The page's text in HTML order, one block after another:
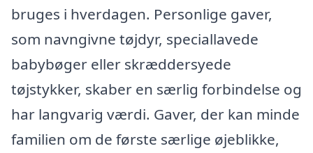
bruges i hverdagen. Personlige gaver,
som navngivne tøjdyr, speciallavede
babybøger eller skræddersyede
tøjstykker, skaber en særlig forbindelse og
har langvarig værdi. Gaver, der kan minde
familien om de første særlige øjeblikke,